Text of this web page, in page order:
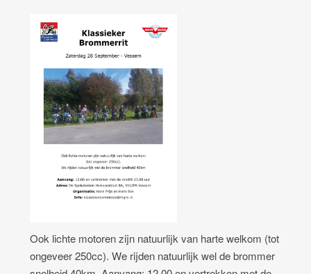
Ook lichte motoren zijn natuurlijk van harte welkom (tot
ongeveer 250cc). We rijden natuurlijk wel de brommer